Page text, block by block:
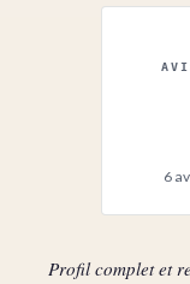
6
Profil complet et